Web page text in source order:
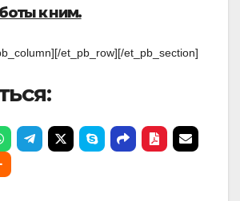
к ним.
et_pb_row][/et_pb_section]